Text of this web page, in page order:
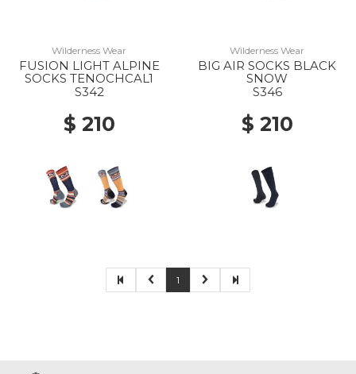
Wilderness Wear
FUSION LIGHT ALPINE
SOCKS TENOCHCAL1
S342
$ 210
Wilderness Wear
BIG AIR SOCKS BLACK
SNOW
S346
$ 210
1